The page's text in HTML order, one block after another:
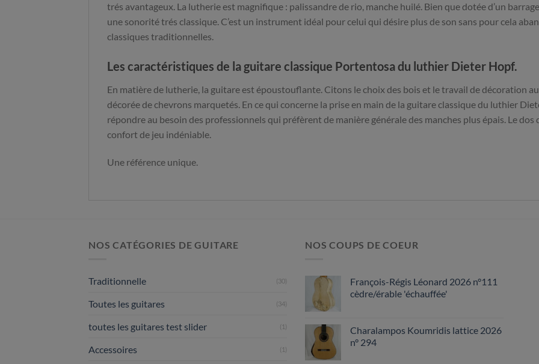
trés avantageux. La lutherie est magnifique : palissandre de rio, manche huilé. Bien que dotée d’un
une sonorité trés classique. C’est un instrument idéal pour celui qui désire plus de son sans pour cela
classiques traditionnelles.
Les caractéristiques de la guitare classique Portentosa du luthier Dieter Hopf.
En matière de lutherie, la guitare est époustouflante. Citons le choix des bois et le travail de décoration
décorée de chevrons marquetés. En ce qui concerne la prise en main de la guitare classique du luthier
répondre au besoin des professionnels qui préfèrent de manière générale des manches plus épais. Le
confort de jeu indéniable.
Une référence unique.
NOS CATÉGORIES DE GUITARE
Traditionnelle (30)
Toutes les guitares (34)
toutes les guitares test slider (1)
Accessoires (1)
NOS COUPS DE COEUR
François-Régis Léonard 2026 n°111
cèdre/érable 'échauffée'
Charalampos Koumridis lattice 2026
n° 294